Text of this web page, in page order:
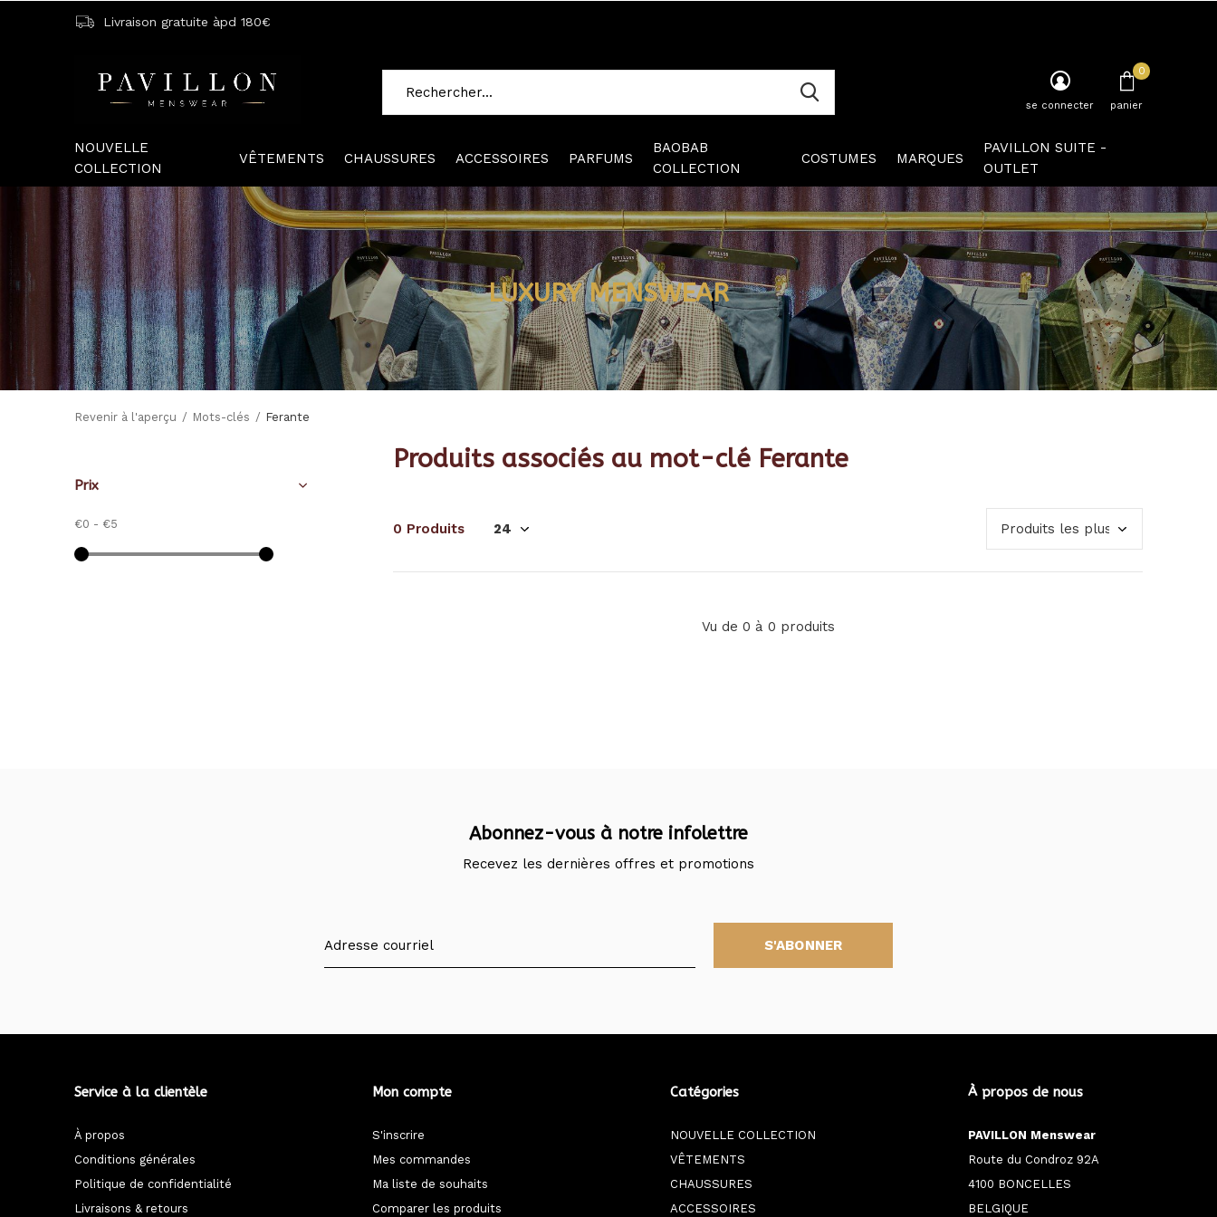
NOUVELLE
COLLECTION
VÊTEMENTS CHAUSSURES ACCESSOIRES PARFUMS
BAOBAB
COLLECTION
COSTUMES MARQUES
PAVILLON SUITE -
OUTLET
se connecter panier
0
Livraison gratuite àpd 180€
LUXURY MENSWEAR
Revenir à l'aperçu Mots-clés Ferante
Produits associés au mot-clé Ferante
0 Produits
Vu de 0 à 0 produits
Prix
€0 - €5
Abonnez-vous à notre infolettre
Recevez les dernières offres et promotions
S'ABONNER
Service à la clientèle
À propos
Conditions générales
Politique de confidentialité
Livraisons & retours
Mon compte
S'inscrire
Mes commandes
Ma liste de souhaits
Comparer les produits
Catégories
NOUVELLE COLLECTION
VÊTEMENTS
CHAUSSURES
ACCESSOIRES
À propos de nous
PAVILLON Menswear
Route du Condroz 92A
4100 BONCELLES
BELGIQUE